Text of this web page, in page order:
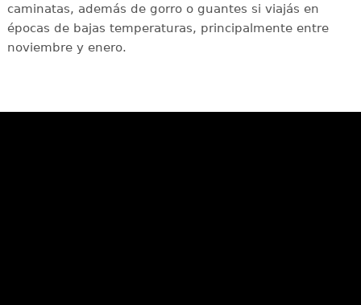
caminatas, además de gorro o guantes si viajás en
épocas de bajas temperaturas, principalmente entre
noviembre y enero.